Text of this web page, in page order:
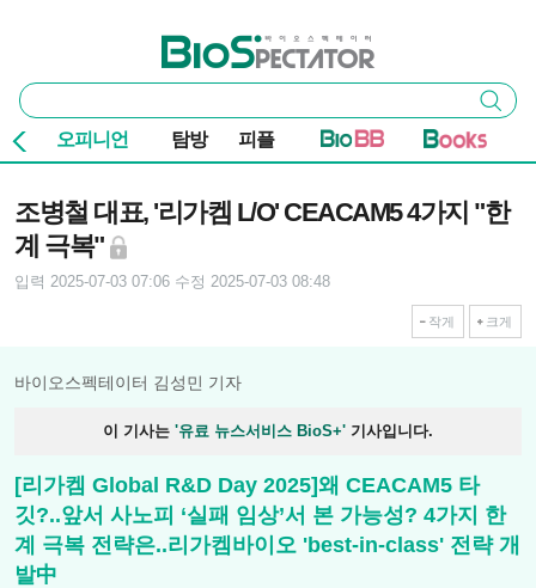
바이오스펙테이터
통
합
검
색
검색
오피니언 탐방 피플
조병철 대표, '리가켐 L/O' CEACAM5 4가지 "한
계 극복"
입력 2025-07-03 07:06 수정 2025-07-03 08:48
작게 크게
바이오스펙테이터 김성민 기자
이 기사는 '유료 뉴스서비스 BioS+' 기사입니다.
[리가켐 Global R&D Day 2025]왜 CEACAM5 타
깃?..앞서 사노피 ‘실패 임상’서 본 가능성? 4가지 한
계 극복 전략은..리가켐바이오 'best-in-class' 전략 개
발中